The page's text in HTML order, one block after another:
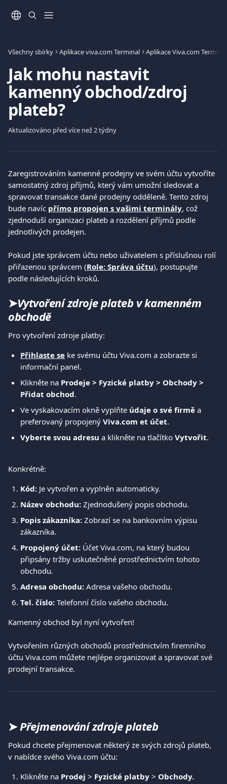
Všechny sbírky Aplikace viva.com Terminal Aplikace Viva.com
Jak mohu nastavit
kamenný obchod/zdroj
plateb?
Aktualizováno před více než 2 týdny
Zaregistrováním kamenné prodejny ve svém účtu vytvoříte
samostatný zdroj příjmů, který vám umožní sledovat a
spravovat transakce dané prodejny odděleně. Tento zdroj
bude navíc přímo propojen s vašimi terminály, což
zjednoduší organizaci plateb a rozdělení příjmů podle
jednotlivých prodejen.
Pokud jste správcem účtu nebo uživatelem s příslušnou rolí
přiřazenou správcem (Role: Správa účtu), postupujte
podle následujících kroků.
➤Vytvoření zdroje plateb v kamenném
obchodě
Pro vytvoření zdroje platby:
Přihlaste se ke svému účtu Viva.com a zobrazte si
informační panel.
Klikněte na Prodeje > Fyzické platby > Obchody >
Přidat obchod.
Ve vyskakovacím okně vyplňte údaje o své firmě a
preferovaný propojený Viva.com et účet.
Vyberte svou adresu a klikněte na tlačítko Vytvořit.
Konkrétně:
Kód: Je vytvořen a vyplněn automaticky.
Název obchodu: Zjednodušený popis obchodu.
Popis zákazníka: Zobrazí se na bankovním výpisu
zákazníka.
Propojený účet: Účet Viva.com, na který budou
připsány tržby uskutečněné prostřednictvím tohoto
obchodu.
Adresa obchodu: Adresa vašeho obchodu.
Tel. číslo: Telefonní číslo vašeho obchodu.
Kamenný obchod byl nyní vytvořen!
Vytvořením různých obchodů prostřednictvím firemního
účtu Viva.com můžete nejlépe organizovat a spravovat své
prodejní transakce.
➤Přejmenování zdroje plateb
Pokud chcete přejmenovat některý ze svých zdrojů plateb,
v nabídce svého Viva.com účtu:
Klikněte na Prodej > Fyzické platby > Obchody.